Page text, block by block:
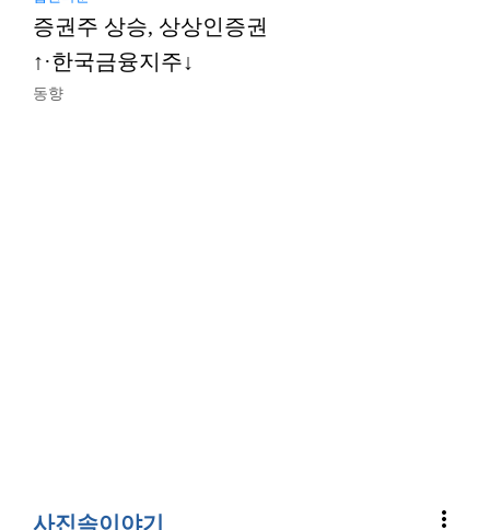
증권주 상승, 상상인증권
↑·한국금융지주↓
동향
사진속이야기 more_vert